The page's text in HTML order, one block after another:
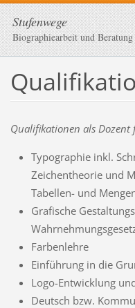
Stufenwege
Biographiearbeit und Beratung
Qualifikationen als
Typographie inkl.
Zeichentheorie und
Tabellen- und
Grafische
Farbenlehre
Einführung in die
Logo-Entwicklung
Deutsch bzw.